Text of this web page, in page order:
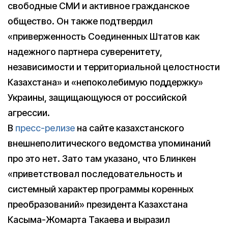
свободные СМИ и активное гражданское
общество. Он также подтвердил
«приверженность Соединенных Штатов как
надежного партнера суверенитету,
независимости и территориальной целостности
Казахстана» и «непоколебимую поддержку»
Украины, защищающуюся от российской
агрессии.
В пресс-релизе на сайте казахстанского
внешнеполитического ведомства упоминаний
про это нет. Зато там указано, что Блинкен
«приветствовал последовательность и
системный характер программы коренных
преобразований» президента Казахстана
Касыма-Жомарта Такаева и выразил